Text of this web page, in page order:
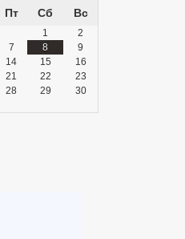
Пт Сб Вс
1
2
7 8
9
14 15
16
21 22
23
28 29
30